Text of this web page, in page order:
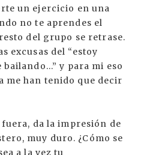
un ejercicio en una
no te aprendes el
del grupo se retrase.
excusas del “estoy
bailando...” y para mi eso
me han tenido que decir
da la impresión de
muy duro. ¿Cómo se
a la vez tu